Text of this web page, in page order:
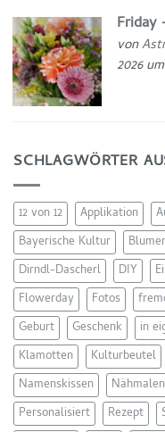
Friday
von
2026
SCHLAGWÖRTER
12 von 12 Applikation
Bayerische Kultur
Dirndl-Dascherl
DIY
Flowerday
Fotos
Geburt
Geschenk in
Klamotten
Kulturbeutel
Namenskissen
Nähmalen
Personalisiert
Rezept